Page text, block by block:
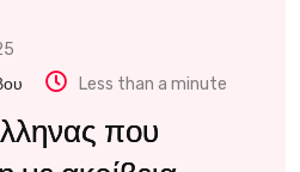
Less than a minute
που